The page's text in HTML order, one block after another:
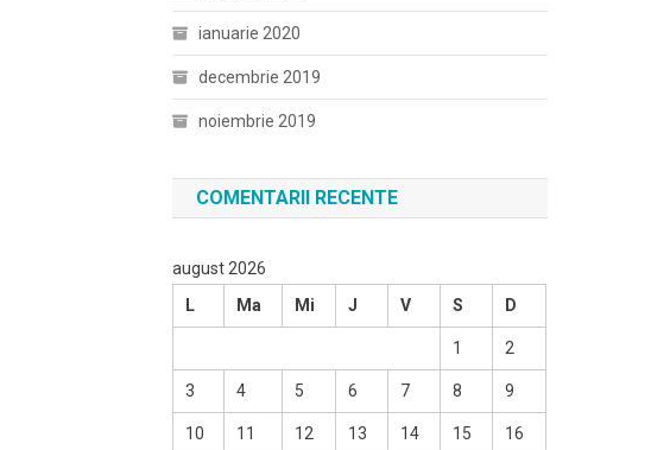
ianuarie 2020
decembrie 2019
noiembrie 2019
COMENTARII RECENTE
august 2026
L
Ma Mi J V S D
1 2
3 4 5 6 7 8 9
10 11 12 13 14 15 16